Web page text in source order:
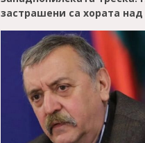
застрашени са хората над